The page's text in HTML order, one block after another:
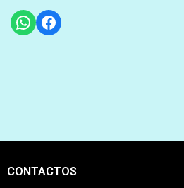
CONTACTOS